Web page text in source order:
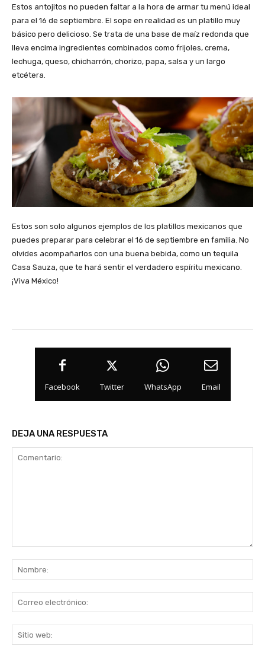
Estos antojitos no pueden faltar a la hora de armar tu menú ideal
para el 16 de septiembre. El sope en realidad es un platillo muy
básico pero delicioso. Se trata de una base de maíz redonda que
lleva encima ingredientes combinados como frijoles, crema,
lechuga, queso, chicharrón, chorizo, papa, salsa y un largo
etcétera.
Estos son solo algunos ejemplos de los platillos mexicanos que
puedes preparar para celebrar el 16 de septiembre en familia. No
olvides acompañarlos con una buena bebida, como un tequila
Casa Sauza, que te hará sentir el verdadero espíritu mexicano.
¡Viva México!
Facebook Twitter WhatsApp Email
DEJA UNA RESPUESTA